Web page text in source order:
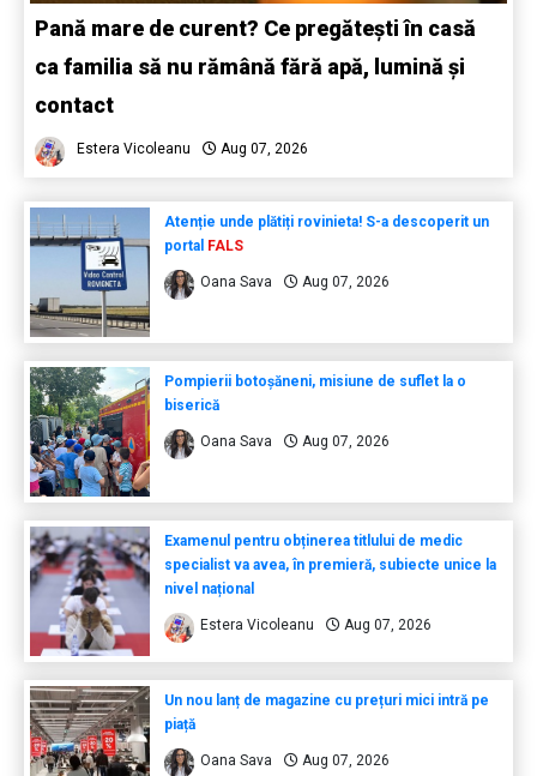
Pană mare de curent? Ce pregătești în casă
ca familia să nu rămână fără apă, lumină și
contact
Estera Vicoleanu Aug 07, 2026
Atenție unde plătiți rovinieta! S-a descoperit un
portal FALS
Oana Sava Aug 07, 2026
Pompierii botoșăneni, misiune de suflet la o
biserică
Oana Sava Aug 07, 2026
Examenul pentru obținerea titlului de medic
specialist va avea, în premieră, subiecte unice la
nivel național
Estera Vicoleanu Aug 07, 2026
Un nou lanț de magazine cu prețuri mici intră pe
piață
Oana Sava Aug 07, 2026